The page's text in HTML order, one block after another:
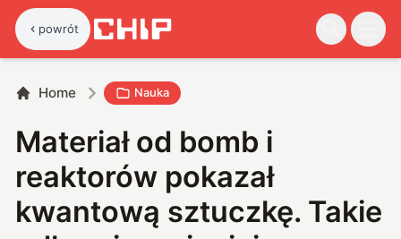
powrót
Home Nauka
Materiał od bomb i
reaktorów pokazał
kwantową sztuczkę. Takie